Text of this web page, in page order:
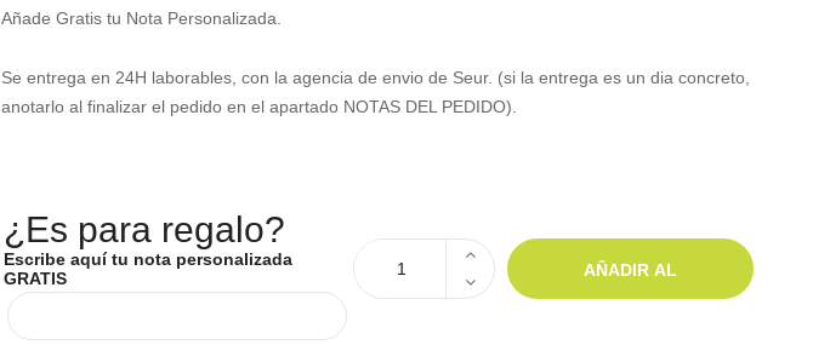
Añade Gratis tu Nota Personalizada.
Se entrega en 24H laborables, con la agencia de envio de Seur. (si la entrega es un dia concreto,
anotarlo al finalizar el pedido en el apartado NOTAS DEL PEDIDO).
¿Es para regalo?
Escribe aquí tu nota personalizada
GRATIS
AÑADIR AL